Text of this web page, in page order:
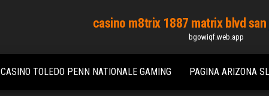
casino m8trix 1887 matrix blvd
bgowiqf.web.app
TOLEDO PENN NATIONALE GAMING PAGINA ARIZONA